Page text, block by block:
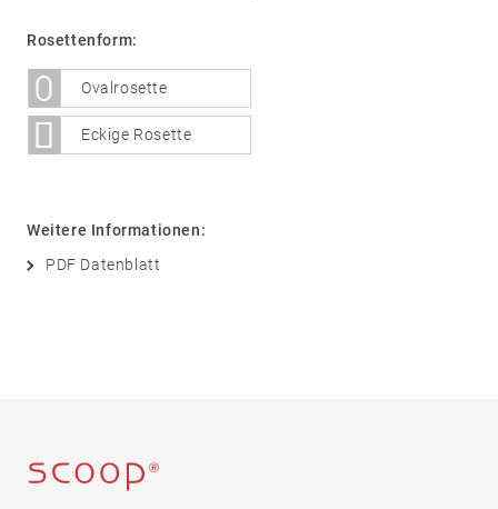
Sicherheit
05Zubehör
Rosetten
Knöpfe
Muschelgriffe
Sonstige
Rosettenform:
Ovalrosette
Eckige Rosette
Weitere Informationen:
PDF Datenblatt